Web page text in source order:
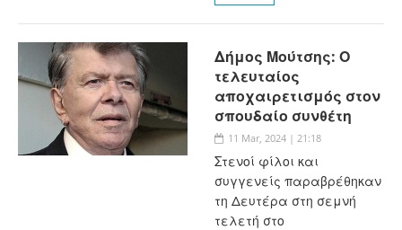
Δήμος Μούτσης: Ο
τελευταίος
αποχαιρετισμός στον
σπουδαίο συνθέτη
11 Mar, 2024 | 21:18
Στενοί φίλοι και
συγγενείς παραβρέθηκαν
τη Δευτέρα στη σεμνή
τελετή στο